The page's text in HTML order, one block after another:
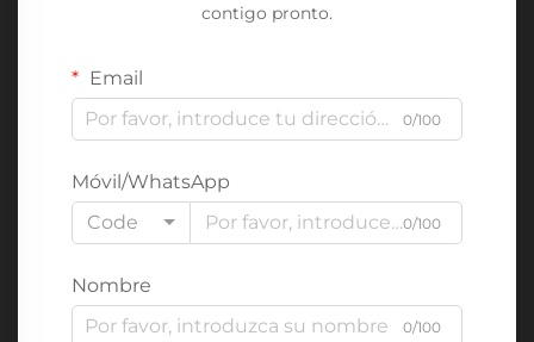
contigo pronto.
Email
0/100
Móvil/WhatsApp
Code
0/100
Nombre
0/100